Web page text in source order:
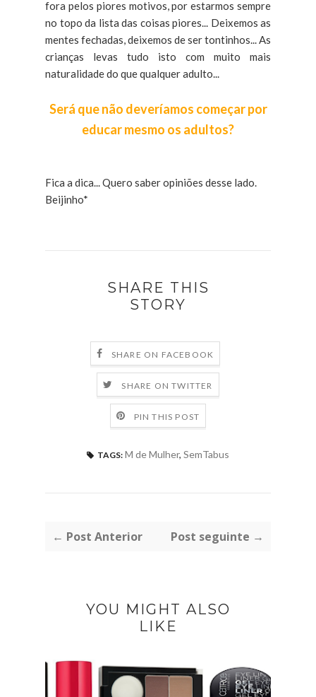
fora pelos piores motivos, por estarmos sempre
no topo da lista das coisas piores... Deixemos as
mentes fechadas, deixemos de ser tontinhos... As
crianças levas tudo isto com muito mais
naturalidade do que qualquer adulto...
Será que não deveríamos começar por
educar mesmo os adultos?
Fica a dica... Quero saber opiniões desse lado.
Beijinho*
SHARE THIS
STORY
SHARE ON FACEBOOK
SHARE ON TWITTER
PIN THIS POST
TAGS: M de Mulher, SemTabus
← Post Anterior Post seguinte →
YOU MIGHT ALSO
LIKE